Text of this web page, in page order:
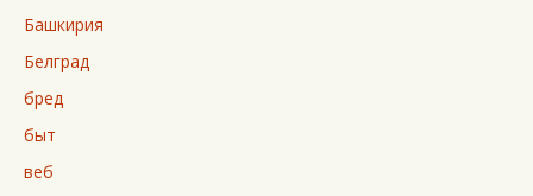
Башкирия
Белград
бред
быт
веб